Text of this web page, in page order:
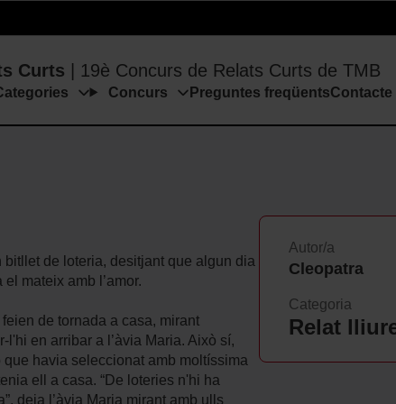
Curts | 19è Concurs de Relats Curts de TMB
Concurs Preguntes freqüentsContacte
Autor/a
Cleopatra
Categoria
Relat
de loteria, desitjant que algun dia
mateix amb l’amor.
de tornada a casa, mirant
en arribar a l’àvia Maria. Això sí,
havia seleccionat amb moltíssima
ell a casa. “De loteries n'hi ha
deia l’àvia Maria mirant amb ulls